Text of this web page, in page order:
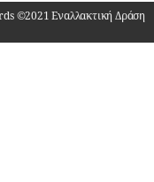
©2021 Εναλλακτική Δράση